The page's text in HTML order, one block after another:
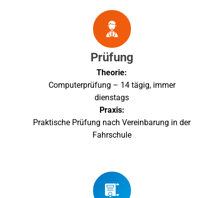
Prüfung
Theorie:
Computerprüfung – 14 tägig, immer
dienstags
Praxis:
Praktische Prüfung nach Vereinbarung in der
Fahrschule